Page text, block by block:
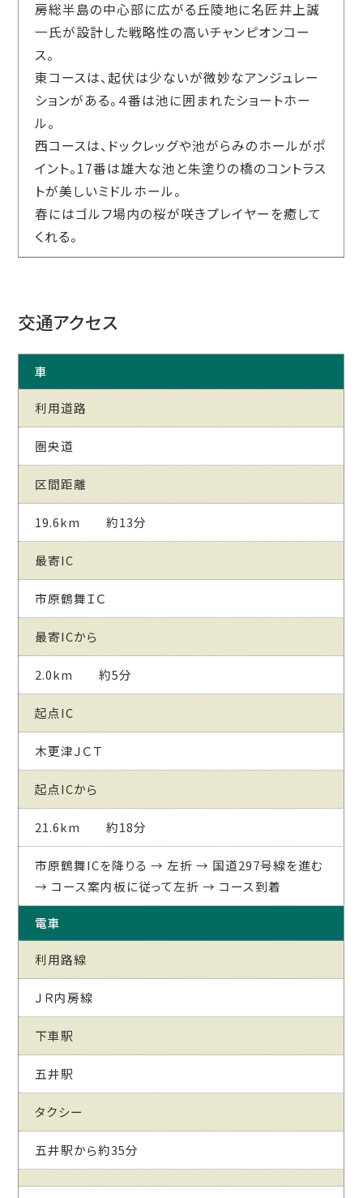
房総半島の中心部に広がる丘陵地に名匠井上誠
一氏が設計した戦略性の高いチャンピオンコー
ス。
東コースは、起伏は少ないが微妙なアンジュレー
ションがある。４番は池に囲まれたショートホー
ル。
西コースは、ドックレッグや池がらみのホールがポ
イント。17番は雄大な池と朱塗りの橋のコントラス
トが美しいミドルホール。
春にはゴルフ場内の桜が咲きプレイヤーを癒して
くれる。
交通アクセス
車
利用道路
圏央道
区間距離
19.6km 約13分
最寄IC
市原鶴舞ＩＣ
最寄ICから
2.0km 約5分
起点IC
木更津ＪＣＴ
起点ICから
21.6km 約18分
市原鶴舞ICを降りる → 左折 → 国道297号線を進む
→ コース案内板に従って左折 → コース到着
電車
利用路線
ＪＲ内房線
下車駅
五井駅
タクシー
五井駅から約35分